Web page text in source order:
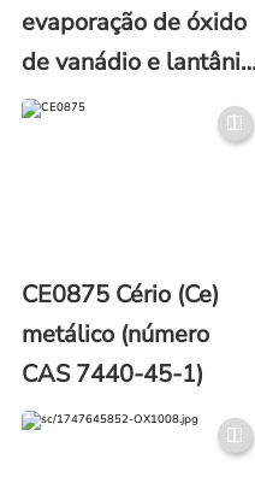
evaporação de óxido
de vanádio e lantânio
(LaVO3)
CE0875 Cério (Ce)
metálico (número
CAS 7440-45-1)